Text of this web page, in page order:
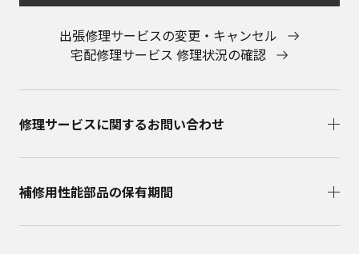
出張修理サービスの変更・キャンセル
宅配修理サービス 修理状況の確認
修理サービスに関するお問い合わせ​
補修用性能部品の保有期間​